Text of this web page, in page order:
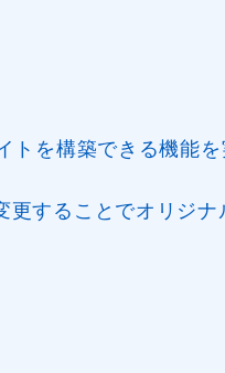
トを構築できる機能を
更することでオリジナ